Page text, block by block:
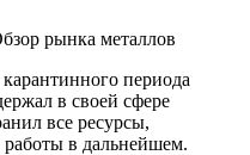
рынка металлов
периода
в своей сфере
все ресурсы,
в дальнейшем.